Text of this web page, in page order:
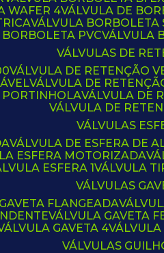
WAFER 4 VÁLVULA DE
VÁLVULA
BORBOLETA PVC VÁLVULA
VÁLVULAS DE
VÁLVULA DE RETENÇÃO
VÁLVULA DE
PORTINHOLA VÁLVULA DE
VÁLVULA DE
VÁLVULAS
VÁLVULA DE ESFERA DE
ESFERA MOTORIZADA
ESFERA 1 VÁLVULA
VÁLVULAS
FLANGEADA
VÁLVULA GAVETA
VÁLVULA GAVETA 4
VÁLVULAS